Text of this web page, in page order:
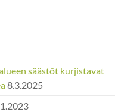
säästöt kurjistavat
8.3.2025